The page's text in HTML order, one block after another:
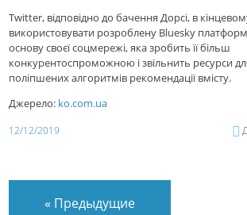
Twitter, відповідно до бачення Дорсі, в
використовувати розроблену Bluesky
основу своєї соцмережі, яка зробить її більш
конкурентоспроможною і звільнить ресурси
поліпшених алгоритмів рекомендації вмісту.
Джерело: ko.com.ua
12/12/2019
« Предыдущие